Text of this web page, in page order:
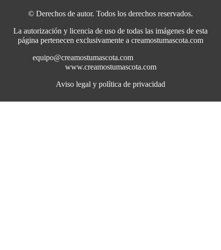
© Derechos de autor. Todos los derechos reservados.
La autorización y licencia de uso de todas las imágenes de esta
página pertenecen exclusivamente a creamostumascota.com
equipo@creamostumascota.com
www.creamostumascota.com
Aviso legal y política de privacidad